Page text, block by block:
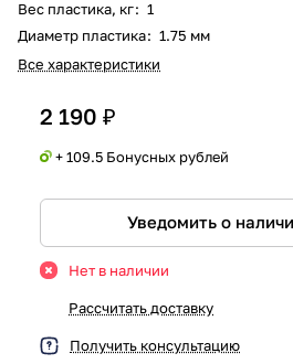
Вес пластика, кг: 1
Диаметр пластика: 1.75 мм
Все характеристики
2 190 ₽
+ 109.5 Бонусных рублей
Уведомить о
Нет в наличии
Рассчитать доставку
Получить консультацию